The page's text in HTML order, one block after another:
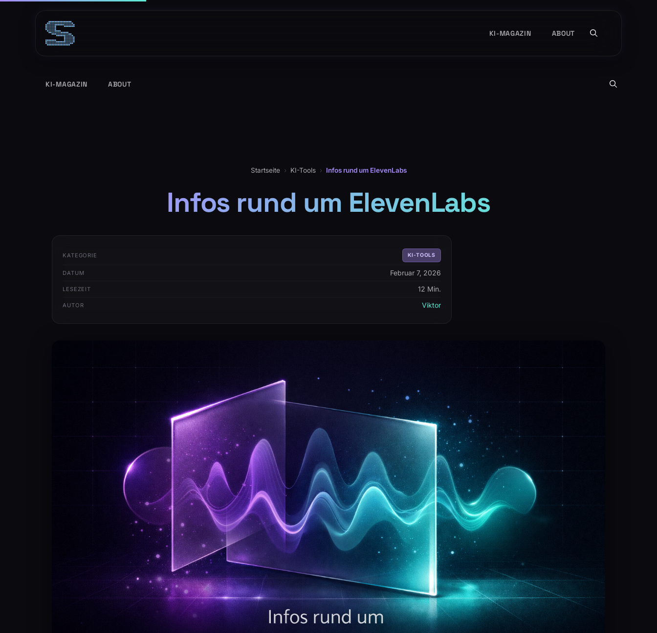
KI-MAGAZIN ABOUT
KI-MAGAZIN ABOUT
Startseite › KI-Tools › Infos rund um ElevenLabs
Infos rund um ElevenLabs
KATEGORIE KI-TOOLS
DATUM Februar 7, 2026
LESEZEIT 12 Min.
AUTOR Viktor